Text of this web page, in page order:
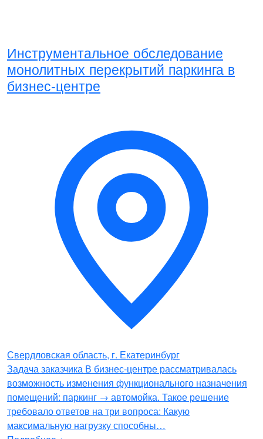
Инструментальное обследование
монолитных перекрытий паркинга в
бизнес-центре
Свердловская область, г. Екатеринбург
Задача заказчика В бизнес-центре рассматривалась
возможность изменения функционального назначения
помещений: паркинг → автомойка. Такое решение
требовало ответов на три вопроса: Какую
максимальную нагрузку способны…